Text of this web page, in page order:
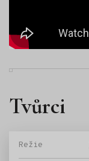
Tvůrci
Režie